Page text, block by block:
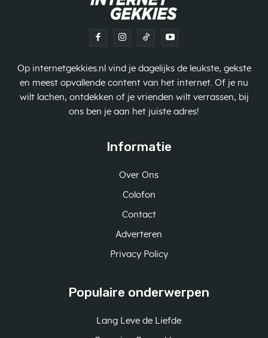
Op internetgekkies.nl vind je dagelijks de leukste, gekste
en meest opvallende content van het internet. Of je nu
wilt lachen, ontdekken of je vrienden wilt verrassen, bij
ons ben je aan het juiste adres!
Informatie
Over Ons
Colofon
Contact
Adverteren
Privacy Policy
Populaire onderwerpen
Lang Leve de Liefde